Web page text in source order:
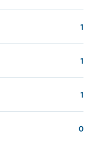
1
1
1
0